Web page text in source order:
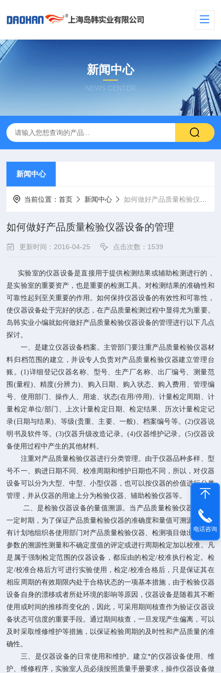
新闻中心
NEWS CENTER
新闻中心
当前位置：首页 新闻中心 如何做好产品质量检验仪器设备的管理
如何做好产品质量检验仪器设备的管理
更新时间：2016-04-25 点击次数：1539
实验室的仪器设备是直接用于提供检测结果或辅助检测进行的，
是实验室的重要资产，也是重要的检测工具。对检测结果的准确性和
可靠性起到至关重要的作用。如何保持仪器设备的有效性和可靠性，
使仪器设备处于完好的状态，在产品质量检测过程中显得尤为重要。
岛韩实业小编就如何做好产品质量检验仪器设备的管理进行以下几点
探讨。
一、是建立仪器设备档案。主管部门要注重产品质量检验仪器材
料归档范围的建立，并设专人负责对产品质量检验仪器建立管理台
账。(1)详细登记仪器名称、型号、生产厂名称、出厂编号、测量范
围(量程)、精度(分辨力)、购入日期、购入状态、购入费用、管理编
号、使用部门、操作人、用途、状态(在用/停用)、计量检定周期、计
量检定单位/部门、上次计量检定日期、检定结果、历次计量检定记
录(日期与结果)、等级(贵重、主要、一般)、档案编号等。(2)仪器说
明书及软件等。(3)仪器升级改造记录。(4)仪器维护记录。(5)仪器设
备使用过程中产生的其他材料。
注重对产品质量检验仪器进行分类管理。由于仪器品种多样、型
号不一、购进日期不同、校准周期和维护日期也不同，所以，对仪器
设备可以分为大型、中型、小型仪器，也可以按仪器的价值进行分类
管理，并从仪器的用途上分为检验仪器、辅助检验仪器等。
二、是检验仪器设备的量值溯源。当产品质量检验仪器使用到
一定时期，为了保证产品质量检验仪器的准确度和量值可溯源性，要
有计划地组织各使用部门对产品质量检验仪器、检测项目做出各检测
参数的溯源性测量和不确定度值的评定或进行周期检定加以校准。凡
是属于强制检定范围的仪器设备，都应由的检定/校准执行检定。检
定/校准合格后方可进行实验使用，检定/校准合格后，只是保证其在
相应周期的有效期限内处于合格状态的一项基本措施，由于检验仪器
设备自身的漂移或者所处环境的影响等原因，仪器设备是随着其不断
使用或时间的推移而变化的，因此，可采用期间核查作为验证仪器设
备状态可信度的重要手段。通过期间核查，一旦发现产生偏离，可以
及时采取维修维护等措施，以保证检验周期的及时性和产品质量的准
确性。
三、是仪器设备的日常使用和维护。建立*的仪器设备使用、维
护、维修程序，实验室人员必须按照质量手册要求，操作仪器设备做
电话咨询